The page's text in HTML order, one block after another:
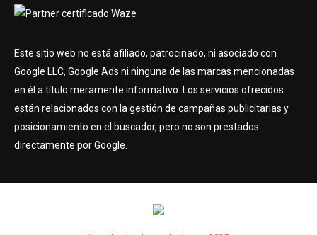
Este sitio web no está afiliado, patrocinado, ni asociado con
Google LLC, Google Ads ni ninguna de las marcas mencionadas
en él a título meramente informativo. Los servicios ofrecidos
están relacionados con la gestión de campañas publicitarias y
posicionamiento en el buscador, pero no son prestados
directamente por Google.